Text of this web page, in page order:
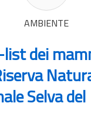
AMBIENTE
list dei
Selva del